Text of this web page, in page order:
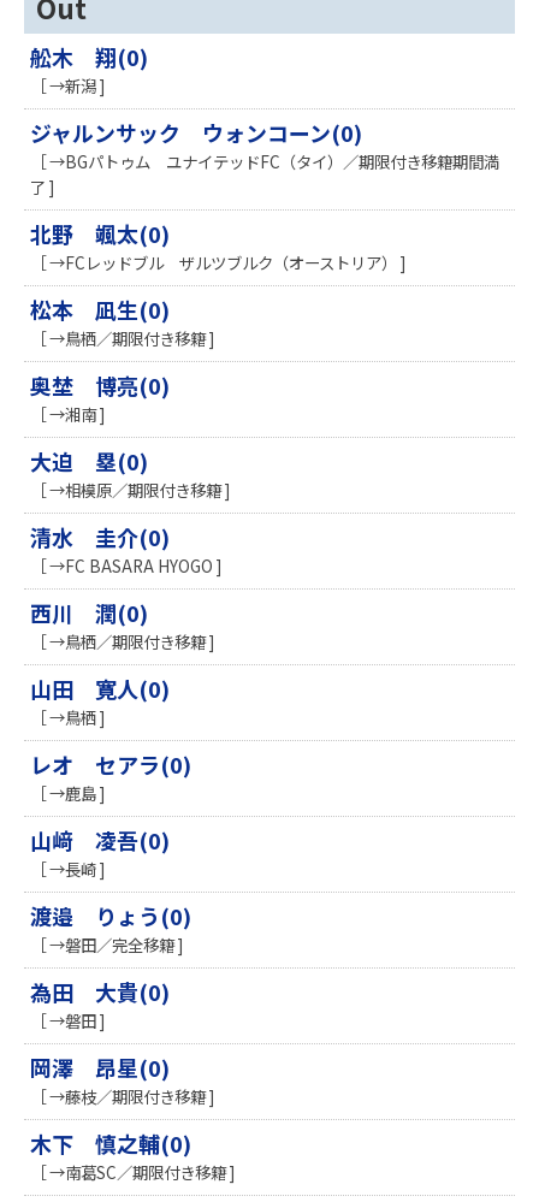
Out
舩木 翔(0)
［ →新潟 ]
ジャルンサック ウォンコーン(0)
［ →BGパトゥム ユナイテッドFC（タイ）／期限付き移籍期間満
了 ]
北野 颯太(0)
［ →FCレッドブル ザルツブルク（オーストリア） ]
松本 凪生(0)
［ →鳥栖／期限付き移籍 ]
奥埜 博亮(0)
［ →湘南 ]
大迫 塁(0)
［ →相模原／期限付き移籍 ]
清水 圭介(0)
［ →FC BASARA HYOGO ]
西川 潤(0)
［ →鳥栖／期限付き移籍 ]
山田 寛人(0)
［ →鳥栖 ]
レオ セアラ(0)
［ →鹿島 ]
山﨑 凌吾(0)
［ →長崎 ]
渡邉 りょう(0)
［ →磐田／完全移籍 ]
為田 大貴(0)
［ →磐田 ]
岡澤 昂星(0)
［ →藤枝／期限付き移籍 ]
木下 慎之輔(0)
［ →南葛SC／期限付き移籍 ]